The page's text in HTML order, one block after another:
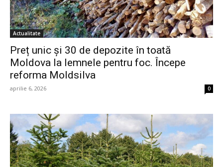
Actualitate
Preț unic și 30 de depozite în toată
Moldova la lemnele pentru foc. Începe
reforma Moldsilva
aprilie 6, 2026 0